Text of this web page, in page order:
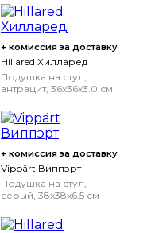
+ комиссия за доставку
Hillared Хилларед
Подушка на стул,
антрацит, 36x36x3.0 см
+ комиссия за доставку
Vippärt Виппэрт
Подушка на стул,
серый, 38x38x6.5 см